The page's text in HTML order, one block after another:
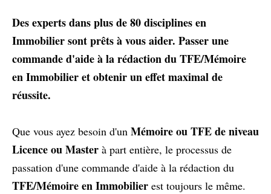
Des experts dans plus de 80 disciplines en
Immobilier sont prêts à vous aider. Passer une
commande d'aide à la rédaction du TFE/Mémoire
en Immobilier et obtenir un effet maximal de
réussite.
Que vous ayez besoin d'un Mémoire ou TFE de niveau
Licence ou Master à part entière, le processus de
passation d'une commande d'aide à la rédaction du
TFE/Mémoire en Immobilier est toujours le même.